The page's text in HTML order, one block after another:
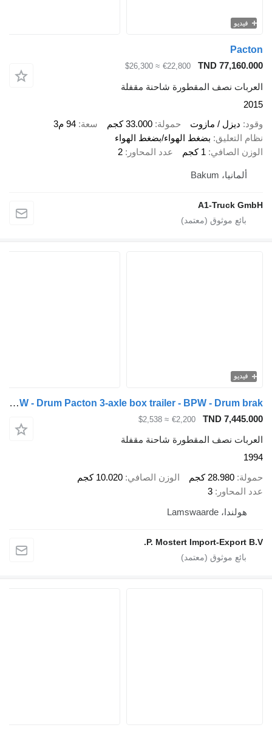
TND
€22,800
≈ $26,300
نصف المقطورة شاحنة مقفلة
/ مازوت حمولة 33.000 كجم سعة 94 م3
بضغط الهواء/بضغط الهواء
1 كجم عدد المحاور 2
A1-
Pacton TXD 339 - BPW - Drum Pacton 3-axle box trailer - BPW - Drum brak
TND
€2,200
≈ $2,538
نصف المقطورة شاحنة مقفلة
كجم الوزن الصافي 10.020 كجم
3
P. Mostert Import-